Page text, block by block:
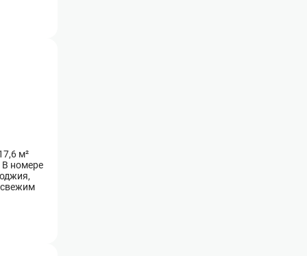
м²
В номере
свежим
—